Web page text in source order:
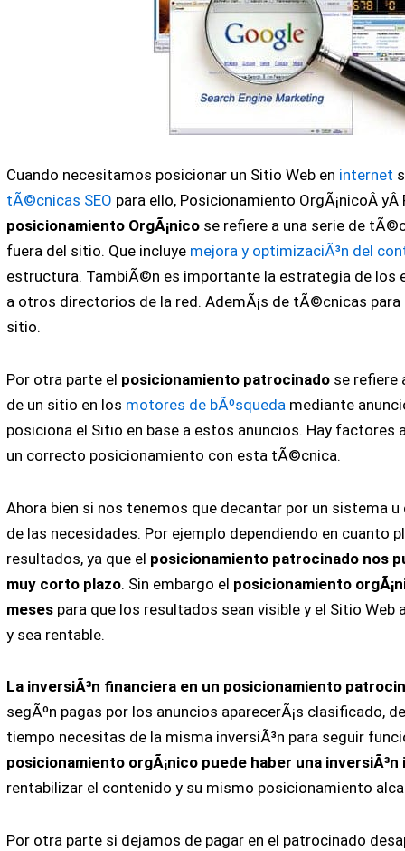
Cuando necesitamos posicionar un Sitio Web en internet
tÃ©cnicas SEO para ello, Posicionamiento OrgÃ¡nicoÂ
posicionamiento OrgÃ¡nicose refiere a una serie de
fuera del sitio. Que incluye mejora y optimizaciÃ³n del
estructura. TambiÃ©n es importante la estrategia de los
a otros directorios de la red. AdemÃ¡s de tÃ©cnicas
sitio.
Por otra parte el posicionamiento patrocinadose refiere
de un sitio en los motores de bÃºsqueda mediante
posiciona el Sitio en base a estos anuncios. Hay factores
un correcto posicionamiento con esta tÃ©cnica.
Ahora bien si nos tenemos que decantar por un sistema
de las necesidades. Por ejemplo dependiendo en cuanto
resultados, ya que el posicionamiento patrocinado nos
muy corto plazo. Sin embargo el posicionamiento
mesespara que los resultados sean visible y el Sitio Web
y sea rentable.
La inversiÃ³n financiera en un posicionamiento
segÃºn pagas por los anuncios aparecerÃ¡s clasificado,
tiempo necesitas de la misma inversiÃ³n para seguir
posicionamiento orgÃ¡nico puede haber una
rentabilizar el contenido y su mismo posicionamiento
Por otra parte si dejamos de pagar en el patrocinado